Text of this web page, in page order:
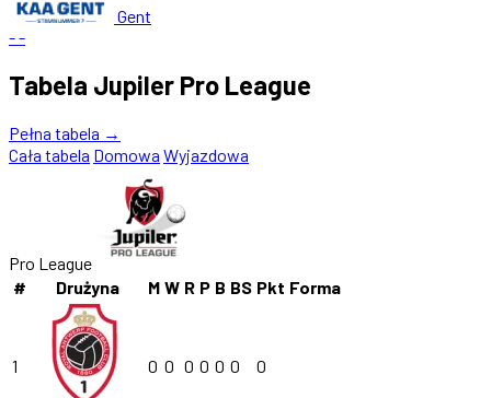
Gent
--
Tabela Jupiler Pro League
Pełna tabela →
Cała tabela Domowa Wyjazdowa
Pro League
#
Drużyna M W R P B BS Pkt Forma
1 0 0 0 0 0 0 0